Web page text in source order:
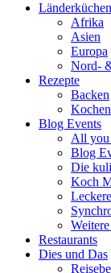
Länderküchen
Afrika
Asien
Europa
Nord-
Rezepte
Backen
Kochen
Blog Events
All
Blog
Die
Koch
Restaurants
Dies und Das